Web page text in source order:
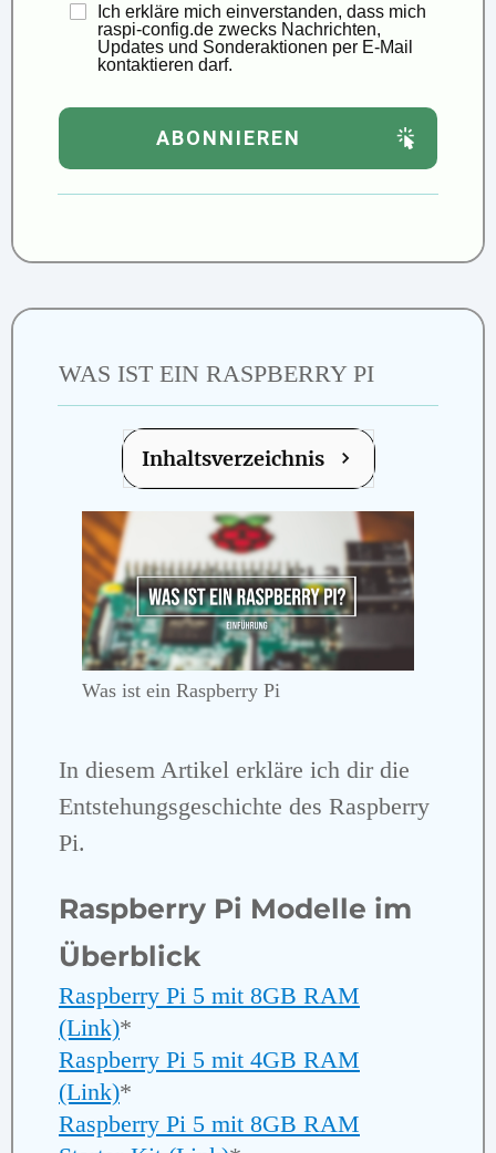
Ich erkläre mich einverstanden, dass mich
raspi-config.de zwecks Nachrichten,
Updates und Sonderaktionen per E-Mail
kontaktieren darf.
ABONNIEREN
WAS IST EIN RASPBERRY PI
Inhaltsverzeichnis
Was ist ein Raspberry Pi
In diesem Artikel erkläre ich dir die
Entstehungsgeschichte des Raspberry
Pi.
Raspberry Pi Modelle im
Überblick
Raspberry Pi 5 mit 8GB RAM
(Link)*
Raspberry Pi 5 mit 4GB RAM
(Link)*
Raspberry Pi 5 mit 8GB RAM